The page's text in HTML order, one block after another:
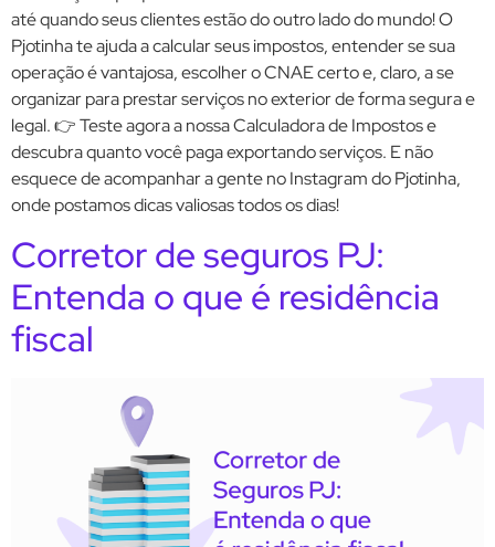
até quando seus clientes estão do outro lado do mundo! O
Pjotinha te ajuda a calcular seus impostos, entender se sua
operação é vantajosa, escolher o CNAE certo e, claro, a se
organizar para prestar serviços no exterior de forma segura e
legal. 👉 Teste agora a nossa Calculadora de Impostos e
descubra quanto você paga exportando serviços. E não
esquece de acompanhar a gente no Instagram do Pjotinha,
onde postamos dicas valiosas todos os dias!
Corretor de seguros PJ:
Entenda o que é residência
fiscal